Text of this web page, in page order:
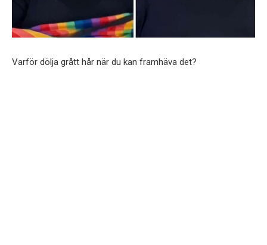
Varför dölja grått hår när du kan framhäva det?